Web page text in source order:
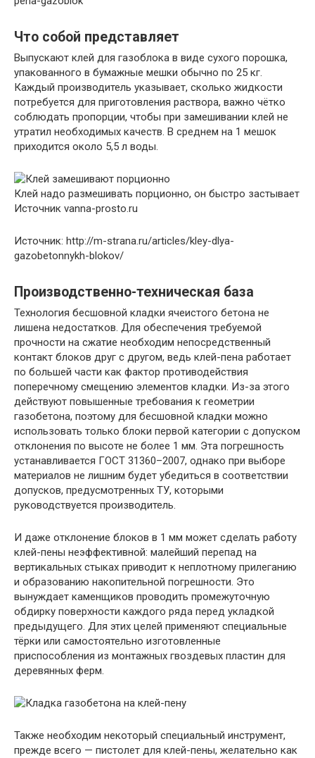
Что собой представляет
Выпускают клей для газоблока в виде сухого порошка,
упакованного в бумажные мешки обычно по 25 кг.
Каждый производитель указывает, сколько жидкости
потребуется для приготовления раствора, важно чётко
соблюдать пропорции, чтобы при замешивании клей не
утратил необходимых качеств. В среднем на 1 мешок
приходится около 5,5 л воды.
Клей надо размешивать порционно, он быстро застывает
Источник vanna-prosto.ru
Источник: http://m-strana.ru/articles/kley-dlya-
gazobetonnykh-blokov/
Производственно-техническая база
Технология бесшовной кладки ячеистого бетона не
лишена недостатков. Для обеспечения требуемой
прочности на сжатие необходим непосредственный
контакт блоков друг с другом, ведь клей-пена работает
по большей части как фактор противодействия
поперечному смещению элементов кладки. Из-за этого
действуют повышенные требования к геометрии
газобетона, поэтому для бесшовной кладки можно
использовать только блоки первой категории с допуском
отклонения по высоте не более 1 мм. Эта погрешность
устанавливается ГОСТ 31360–2007, однако при выборе
материалов не лишним будет убедиться в соответствии
допусков, предусмотренных ТУ, которыми
руководствуется производитель.
И даже отклонение блоков в 1 мм может сделать работу
клей-пены неэффективной: малейший перепад на
вертикальных стыках приводит к неплотному прилеганию
и образованию накопительной погрешности. Это
вынуждает каменщиков проводить промежуточную
обдирку поверхности каждого ряда перед укладкой
предыдущего. Для этих целей применяют специальные
тёрки или самостоятельно изготовленные
приспособления из монтажных гвоздевых пластин для
деревянных ферм.
Также необходим некоторый специальный инструмент,
прежде всего — пистолет для клей-пены, желательно как